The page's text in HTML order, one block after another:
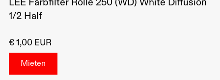
1/2 Half
€ 1,00 EUR